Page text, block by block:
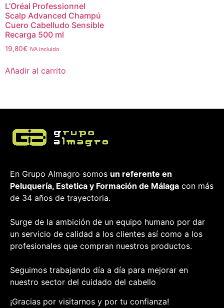
L’Oréal Professionnel
Scalp Advanced Champú
Cuero Cabelludo Sensible
Recarga 500 ml
19,80€ IVA incluido
Añadir al carrito
En Grupo Almagro somos un referente en
Peluquería, Estetica y Formación de Málaga con más
de 34 años de trayectoria.
Surge de la ambición de un equipo humano por dar
un servicio de calidad a los clientes así como a los
profesionales que compran nuestros productos.
Seguimos trabajando día a día para mejorar en
nuestro sector del cuidado del cabello
¡Gracias por visitarnos y por tu confianza!